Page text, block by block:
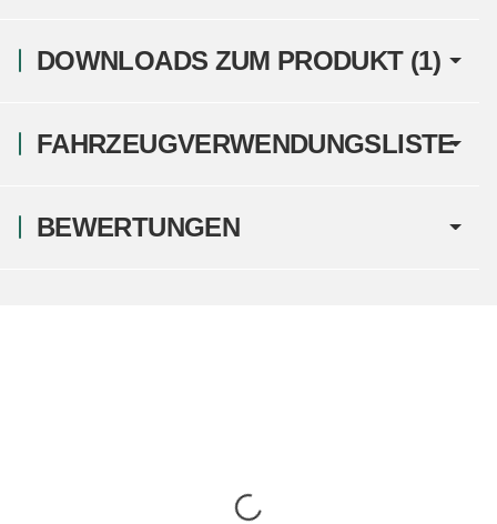
DOWNLOADS ZUM PRODUKT (1)
FAHRZEUGVERWENDUNGSLISTE
BEWERTUNGEN